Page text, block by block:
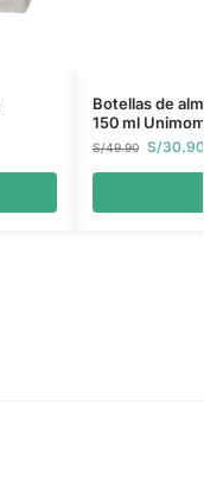
Botellas de
150 ml
S/49.90 S/30.90